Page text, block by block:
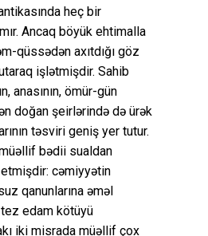
heç bir
Ancaq böyük ehtimalla
qüssədən axıtdığı göz
işlətmişdir. Sahib
anasının, ömür-gün
doğan şeirlərində də ürək
təsviri geniş yer tutur.
bədii sualdan
cəmiyyətin
qanunlarına əməl
edam kötüyü
iki misrada müəllif çox